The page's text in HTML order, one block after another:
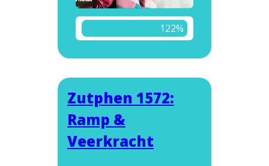
122%
Zutphen 1572:
Ramp &
Veerkracht